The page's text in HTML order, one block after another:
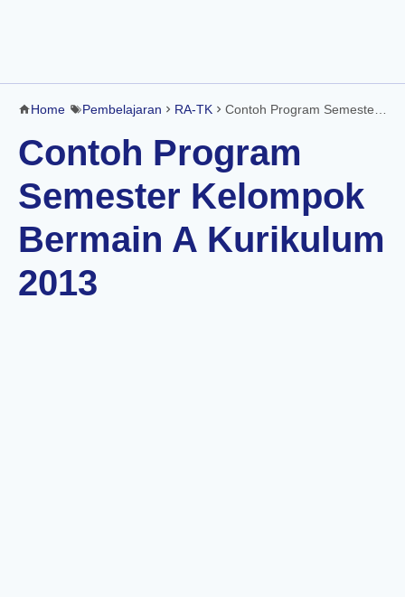
Home Pembelajaran RA-TK Contoh Program Semester Kelompok Bermain A Kurikulum 2013
Contoh Program
Semester Kelompok
Bermain A Kurikulum
2013